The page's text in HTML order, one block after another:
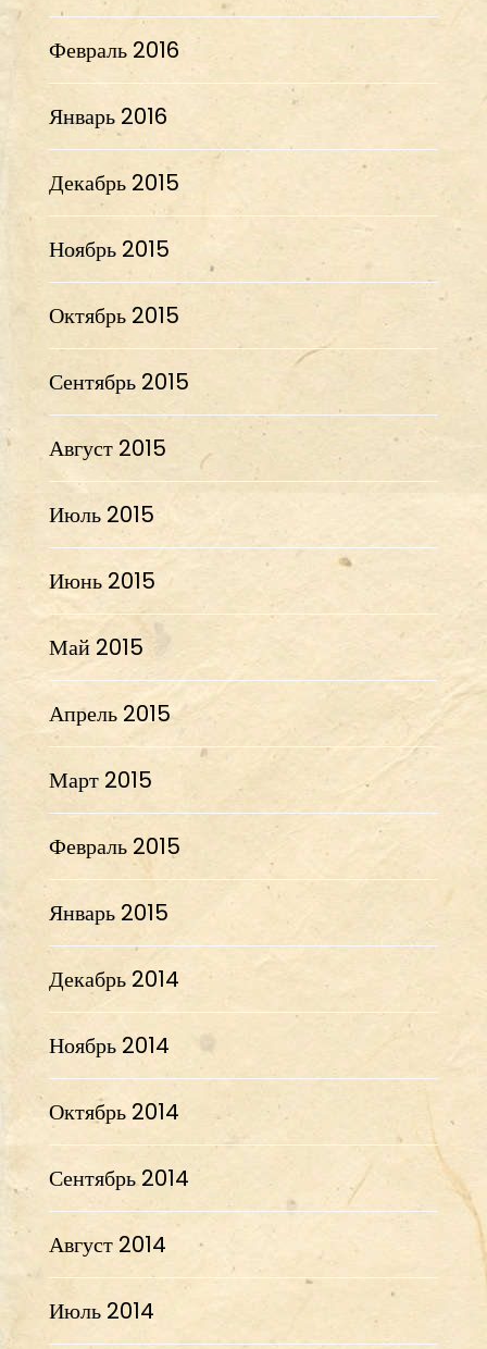
Февраль 2016
Январь 2016
Декабрь 2015
Ноябрь 2015
Октябрь 2015
Сентябрь 2015
Август 2015
Июль 2015
Июнь 2015
Май 2015
Апрель 2015
Март 2015
Февраль 2015
Январь 2015
Декабрь 2014
Ноябрь 2014
Октябрь 2014
Сентябрь 2014
Август 2014
Июль 2014